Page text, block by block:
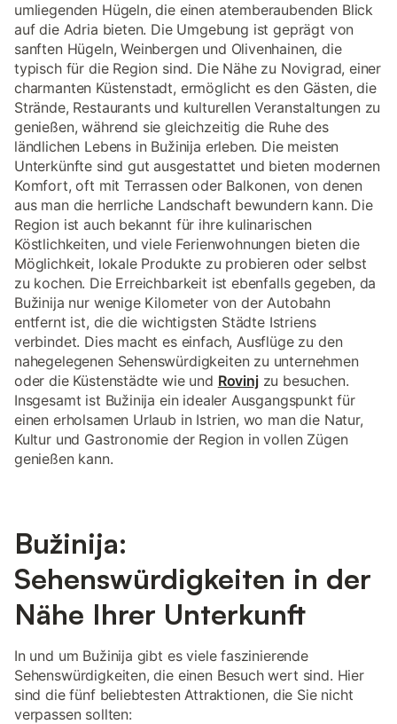
umliegenden Hügeln, die einen atemberaubenden Blick
auf die Adria bieten. Die Umgebung ist geprägt von
sanften Hügeln, Weinbergen und Olivenhainen, die
typisch für die Region sind. Die Nähe zu Novigrad, einer
charmanten Küstenstadt, ermöglicht es den Gästen, die
Strände, Restaurants und kulturellen Veranstaltungen zu
genießen, während sie gleichzeitig die Ruhe des
ländlichen Lebens in Bužinija erleben. Die meisten
Unterkünfte sind gut ausgestattet und bieten modernen
Komfort, oft mit Terrassen oder Balkonen, von denen
aus man die herrliche Landschaft bewundern kann. Die
Region ist auch bekannt für ihre kulinarischen
Köstlichkeiten, und viele Ferienwohnungen bieten die
Möglichkeit, lokale Produkte zu probieren oder selbst
zu kochen. Die Erreichbarkeit ist ebenfalls gegeben, da
Bužinija nur wenige Kilometer von der Autobahn
entfernt ist, die die wichtigsten Städte Istriens
verbindet. Dies macht es einfach, Ausflüge zu den
nahegelegenen Sehenswürdigkeiten zu unternehmen
oder die Küstenstädte wie und Rovinj zu besuchen.
Insgesamt ist Bužinija ein idealer Ausgangspunkt für
einen erholsamen Urlaub in Istrien, wo man die Natur,
Kultur und Gastronomie der Region in vollen Zügen
genießen kann.
Bužinija:
Sehenswürdigkeiten in der
Nähe Ihrer Unterkunft
In und um Bužinija gibt es viele faszinierende
Sehenswürdigkeiten, die einen Besuch wert sind. Hier
sind die fünf beliebtesten Attraktionen, die Sie nicht
verpassen sollten: